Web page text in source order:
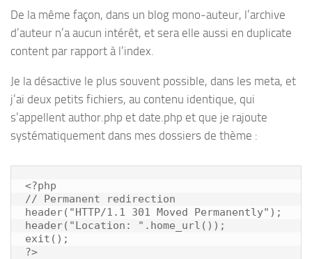
De la même façon, dans un blog mono-auteur, l’archive
d’auteur n’a aucun intérêt, et sera elle aussi en duplicate
content par rapport à l’index.
Je la désactive le plus souvent possible, dans les meta, et
j’ai deux petits fichiers, au contenu identique, qui
s’appellent author.php et date.php et que je rajoute
systématiquement dans mes dossiers de thème :
<?php
// Permanent redirection
header("HTTP/1.1 301 Moved Permanently");
header("Location: ".home_url());
exit();
?>